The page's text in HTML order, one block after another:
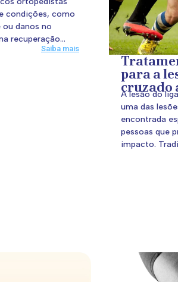
condições, como
danos no
recuperação...
Saiba mais
para a
cruzado
A lesão do
uma das
encontrada
pessoas que
impacto.